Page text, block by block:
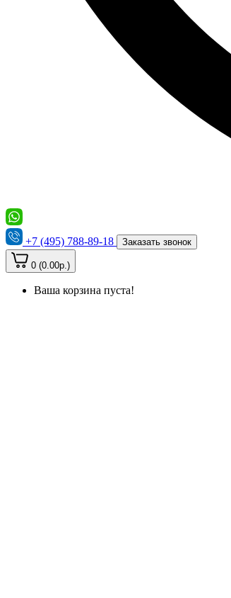
+7 (495) 788-89-18 Заказать звонок
0 (0.00р.)
Ваша корзина пуста!